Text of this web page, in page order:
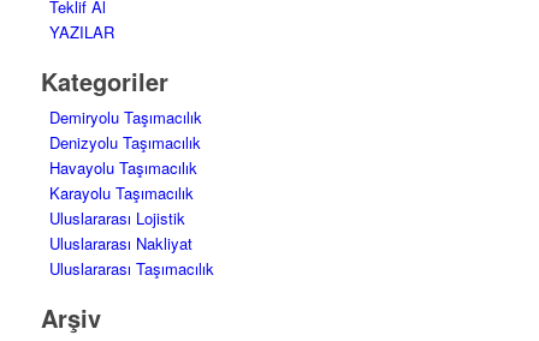
Teklif Al
YAZILAR
Kategoriler
Demiryolu Taşımacılık
Denizyolu Taşımacılık
Havayolu Taşımacılık
Karayolu Taşımacılık
Uluslararası Lojistik
Uluslararası Nakliyat
Uluslararası Taşımacılık
Arşiv